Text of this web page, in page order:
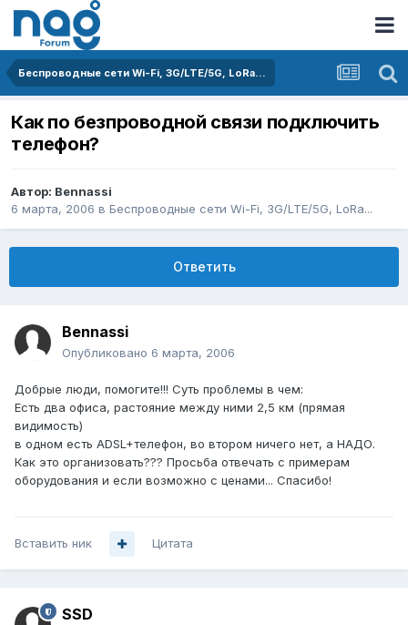
Беспроводные сети Wi-Fi, 3G/LTE/5G, LoRa...
Как по безпроводной связи подключить
телефон?
Автор: Bennassi
6 марта, 2006 в Беспроводные сети Wi-Fi, 3G/LTE/5G, LoRa...
Ответить
Bennassi
Опубликовано 6 марта, 2006
Добрые люди, помогите!!! Суть проблемы в чем:
Есть два офиса, растояние между ними 2,5 км (прямая
видимость)
в одном есть ADSL+телефон, во втором ничего нет, а НАДО.
Как это организовать??? Просьба отвечать с примерам
оборудования и если возможно с ценами... Спасибо!
Вставить ник Цитата
SSD